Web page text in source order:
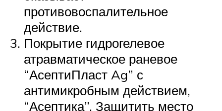
противовоспалительное
действие.
Покрытие гидрогелевое
атравматическое раневое
“АсептиПласт Ag” с
антимикробным действием,
“Асептика”. Защитить место